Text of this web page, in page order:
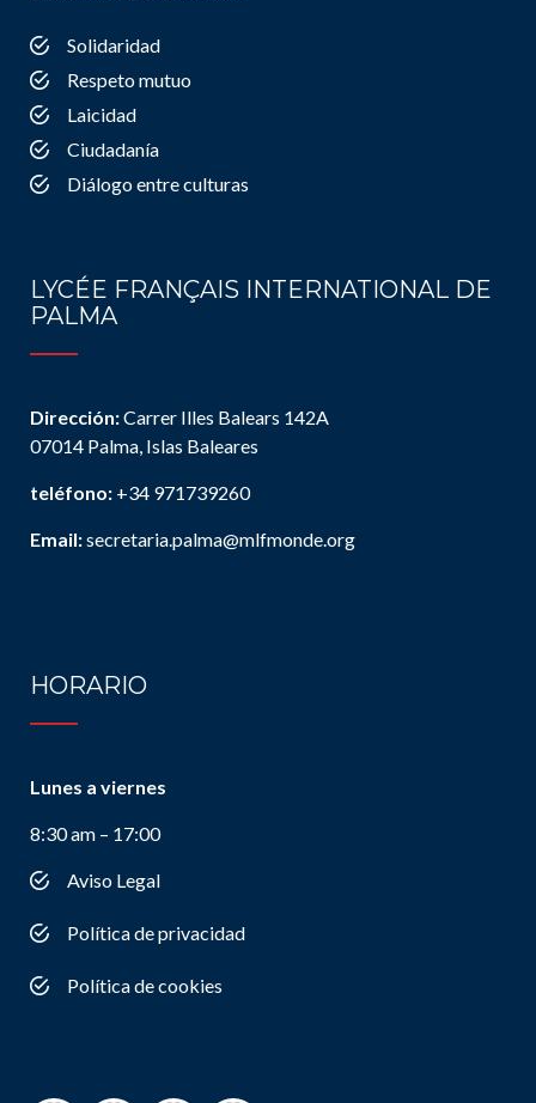
Solidaridad
Respeto mutuo
Laicidad
Ciudadanía
Diálogo entre culturas
LYCÉE FRANÇAIS INTERNATIONAL DE
PALMA
Dirección:Carrer Illes Balears 142A
07014 Palma, Islas Baleares
teléfono: +34 971739260
Email:secretaria.palma@mlfmonde.org
HORARIO
Lunes a viernes
8:30 am – 17:00
Aviso Legal
Política de privacidad
Política de cookies